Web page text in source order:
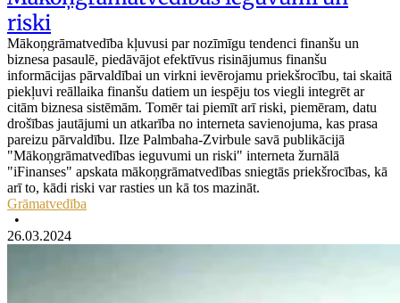
riski
Mākoņgrāmatvedība kļuvusi par nozīmīgu tendenci finanšu un
biznesa pasaulē, piedāvājot efektīvus risinājumus finanšu
informācijas pārvaldībai un virkni ievērojamu priekšrocību, tai skaitā
piekļuvi reāllaika finanšu datiem un iespēju tos viegli integrēt ar
citām biznesa sistēmām. Tomēr tai piemīt arī riski, piemēram, datu
drošības jautājumi un atkarība no interneta savienojuma, kas prasa
pareizu pārvaldību. Ilze Palmbaha-Zvirbule savā publikācijā
"Mākoņgrāmatvedības ieguvumi un riski" interneta žurnālā
"iFinanses" apskata mākoņgrāmatvedības sniegtās priekšrocības, kā
arī to, kādi riski var rasties un kā tos mazināt.
Grāmatvedība
•
26.03.2024